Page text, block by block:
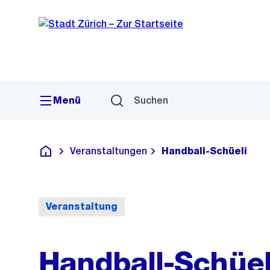
Navigation
Sprunglink
Menü Suchen
Deutsch
Veranstaltungen Handball-Schüeli
Veranstaltung
Handball-